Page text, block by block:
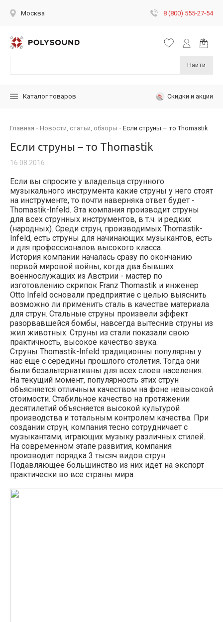
Москва 8 (800) 555-27-54
Найти
Каталог товаров Скидки и акции
Главная Новости, статьи, обзоры Если струны – то Thomastik
Если струны – то Thomastik
16.08.2016
Если вы спросите у владельца струнного
музыкального инструмента какие струны у него стоят
на инструменте, то почти наверняка ответ будет -
Thomastik-Infeld. Эта компания производит струны
для всех струнных инструментов, в т.ч. и редких
(народных). Среди струн, производимых Thomastik-
Infeld, есть струны для начинающих музыкантов, есть
и для профессионалов высокого класса.
История компании началась сразу по окончанию
первой мировой войны, когда два бывших
военнослужащих из Австрии - мастер по
изготовлению скрипок Franz Thomastik и инженер
Otto Infeld основали предприятие с целью выяснить
возможно ли применить сталь в качестве материала
для струн. Стальные струны произвели эффект
разорвавшейся бомбы, навсегда вытеснив струны из
жил животных. Струны из стали показали свою
практичность, высокое качество звука.
Струны Thomastik-Infeld традиционны популярны у
нас еще с середины прошлого столетия. Тогда они
были безальтернативны для всех слоев населения.
На текущий момент, популярность этих струн
объясняется отличным качеством на фоне невысокой
стоимости. Стабильное качество на протяжении
десятилетий объясняется высокой культурой
производства и тотальным контролем качества. При
создании струн, компания тесно сотрудничает с
музыкантами, играющих музыку различных стилей.
На современном этапе развития, компания
производит порядка 3 тысяч видов струн.
Подавляющее большинство из них идет на экспорт
практически во все страны мира.